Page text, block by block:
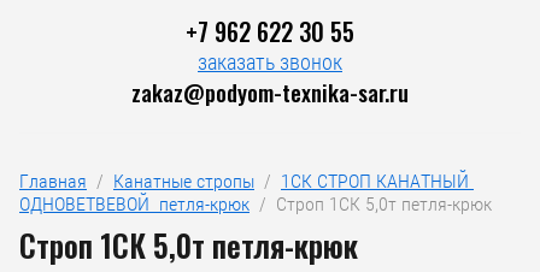
+7 962 622 30 55
заказать звонок
zakaz@podyom-texnika-sar.ru
Главная
  /
Канатные стропы
  /
1СК СТРОП КАНАТНЫЙ
ОДНОВЕТВЕВОЙ  петля-крюк
  /  Строп 1СК 5,0т петля-крюк
Строп 1СК 5,0т петля-крюк